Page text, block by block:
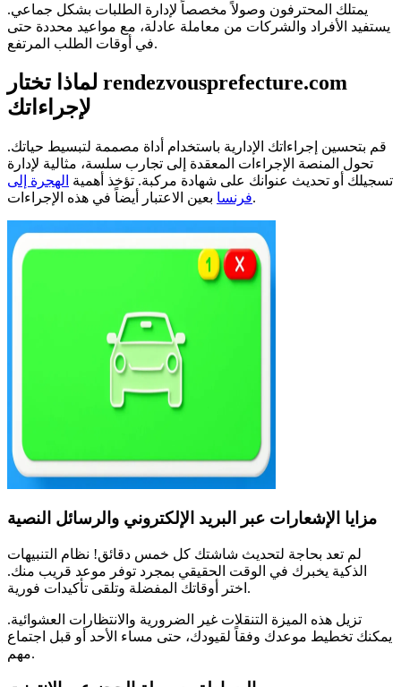
يمتلك المحترفون وصولاً مخصصاً لإدارة الطلبات بشكل جماعي.
يستفيد الأفراد والشركات من معاملة عادلة، مع مواعيد محددة حتى
في أوقات الطلب المرتفع.
لماذا تختار rendezvousprefecture.com
لإجراءاتك
قم بتحسين إجراءاتك الإدارية باستخدام أداة مصممة لتبسيط حياتك.
تحول المنصة الإجراءات المعقدة إلى تجارب سلسة، مثالية لإدارة
تسجيلك أو تحديث عنوانك على شهادة مركبة. تؤخذ أهمية الهجرة إلى
فرنسابعين الاعتبار أيضاً في هذه الإجراءات.
مزايا الإشعارات عبر البريد الإلكتروني والرسائل النصية
لم تعد بحاجة لتحديث شاشتك كل خمس دقائق! نظام التنبيهات
الذكية يخبرك في الوقت الحقيقي بمجرد توفر موعد قريب منك.
اختر أوقاتك المفضلة وتلقى تأكيدات فورية.
تزيل هذه الميزة التنقلات غير الضرورية والانتظارات العشوائية.
يمكنك تخطيط موعدك وفقاً لقيودك، حتى مساء الأحد أو قبل اجتماع
مهم.